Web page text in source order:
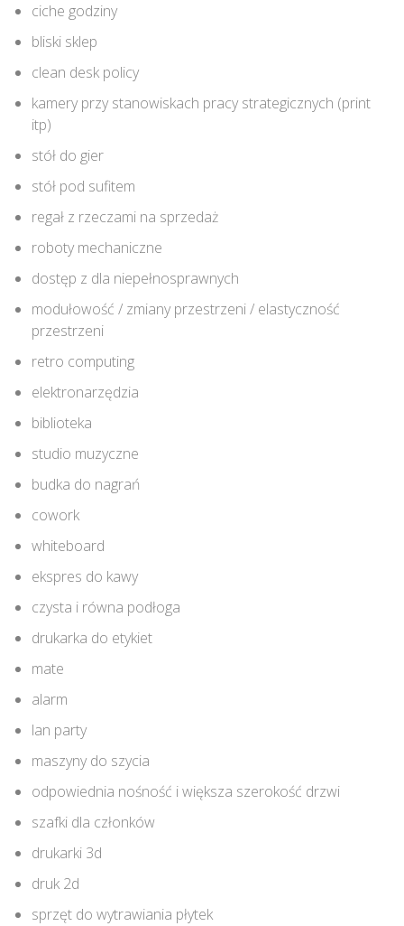
ciche godziny
bliski sklep
clean desk policy
kamery przy stanowiskach pracy strategicznych (print
itp)
stół do gier
stół pod sufitem
regał z rzeczami na sprzedaż
roboty mechaniczne
dostęp z dla niepełnosprawnych
modułowość / zmiany przestrzeni / elastyczność
przestrzeni
retro computing
elektronarzędzia
biblioteka
studio muzyczne
budka do nagrań
cowork
whiteboard
ekspres do kawy
czysta i równa podłoga
drukarka do etykiet
mate
alarm
lan party
maszyny do szycia
odpowiednia nośność i większa szerokość drzwi
szafki dla członków
drukarki 3d
druk 2d
sprzęt do wytrawiania płytek